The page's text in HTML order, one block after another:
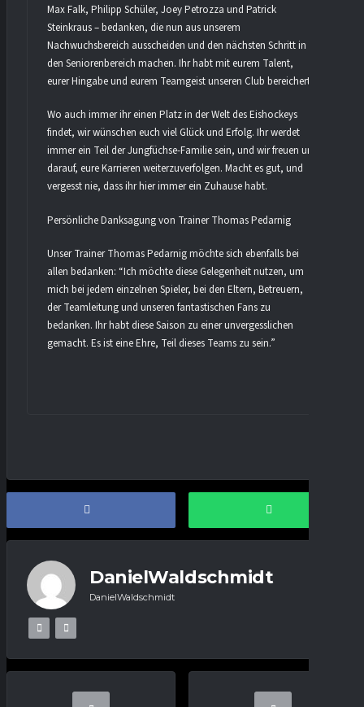
Max Falk, Philipp Schüler, Joey Petrozza und Patrick
Steinkraus – bedanken, die nun aus unserem
Nachwuchsbereich ausscheiden und den nächsten Schritt in
den Seniorenbereich machen. Ihr habt mit eurem Talent,
eurer Hingabe und eurem Teamgeist unseren Club bereichert.
Wo auch immer ihr einen Platz in der Welt des Eishockeys
findet, wir wünschen euch viel Glück und Erfolg. Ihr werdet
immer ein Teil der Jungfüchse-Familie sein, und wir freuen uns
darauf, eure Karrieren weiterzuverfolgen. Macht es gut, und
vergesst nie, dass ihr hier immer ein Zuhause habt.
Persönliche Danksagung von Trainer Thomas Pedarnig
Unser Trainer Thomas Pedarnig möchte sich ebenfalls bei
allen bedanken: “Ich möchte diese Gelegenheit nutzen, um
mich bei jedem einzelnen Spieler, bei den Eltern, Betreuern,
der Teamleitung und unseren fantastischen Fans zu
bedanken. Ihr habt diese Saison zu einer unvergesslichen
gemacht. Es ist eine Ehre, Teil dieses Teams zu sein.”
DanielWaldschmidt
DanielWaldschmidt